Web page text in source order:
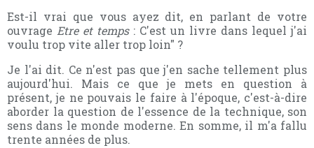
Est-il vrai que vous ayez dit, en parlant de votre
ouvrage Etre et temps: C'est un livre dans lequel j'ai
voulu trop vite aller trop loin" ?
Je l'ai dit. Ce n'est pas que j'en sache tellement plus
aujourd'hui. Mais ce que je mets en question à
présent, je ne pouvais le faire à l'époque, c'est-à-dire
aborder la question de l'essence de la technique, son
sens dans le monde moderne. En somme, il m'a fallu
trente années de plus.